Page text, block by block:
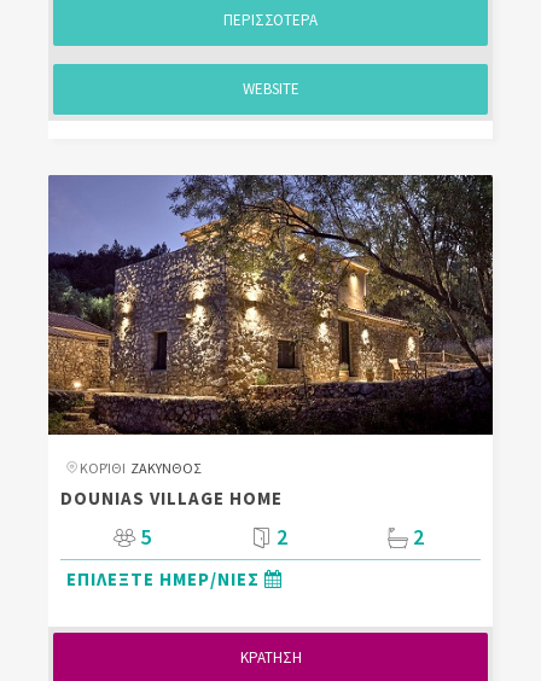
ΠΕΡΙΣΣΟΤΕΡΑ
WEBSITE
ΚΟΡΊΘΙ ΖΑΚΥΝΘΟΣ
DOUNIAS VILLAGE HOME
5 2 2
ΕΠΙΛΕΞΤΕ ΗΜΕΡ/ΝΙΕΣ
ΚΡΑΤΗΣΗ